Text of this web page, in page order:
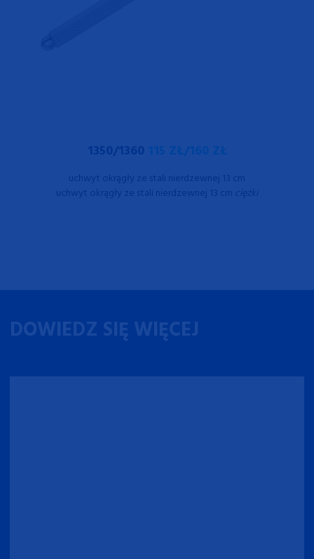
1350/1360 115 ZŁ/160 ZŁ
uchwyt okrągły ze stali nierdzewnej 13 cm
uchwyt okrągły ze stali nierdzewnej 13 cm ciężki
DOWIEDZ SIĘ WIĘCEJ